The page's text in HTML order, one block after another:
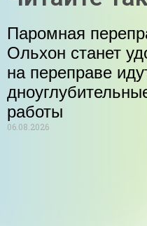
Паромная
Ольхон станет
на переправе
работы
06.08.2026